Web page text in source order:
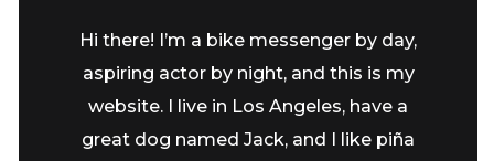
Hi there! I’m a bike messenger by day,
aspiring actor by night, and this is my
website. I live in Los Angeles, have a
great dog named Jack, and I like piña